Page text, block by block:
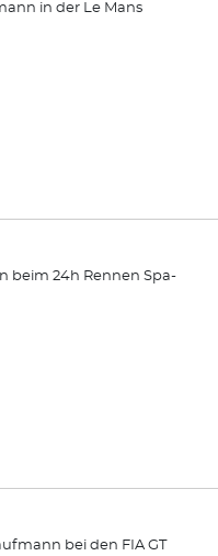
in der Le Mans
beim 24h Rennen Spa-
bei den FIA GT